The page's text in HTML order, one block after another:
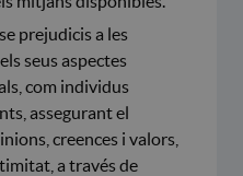
prejudicis a les
seus aspectes
com individus
assegurant el
creences i valors,
a través de